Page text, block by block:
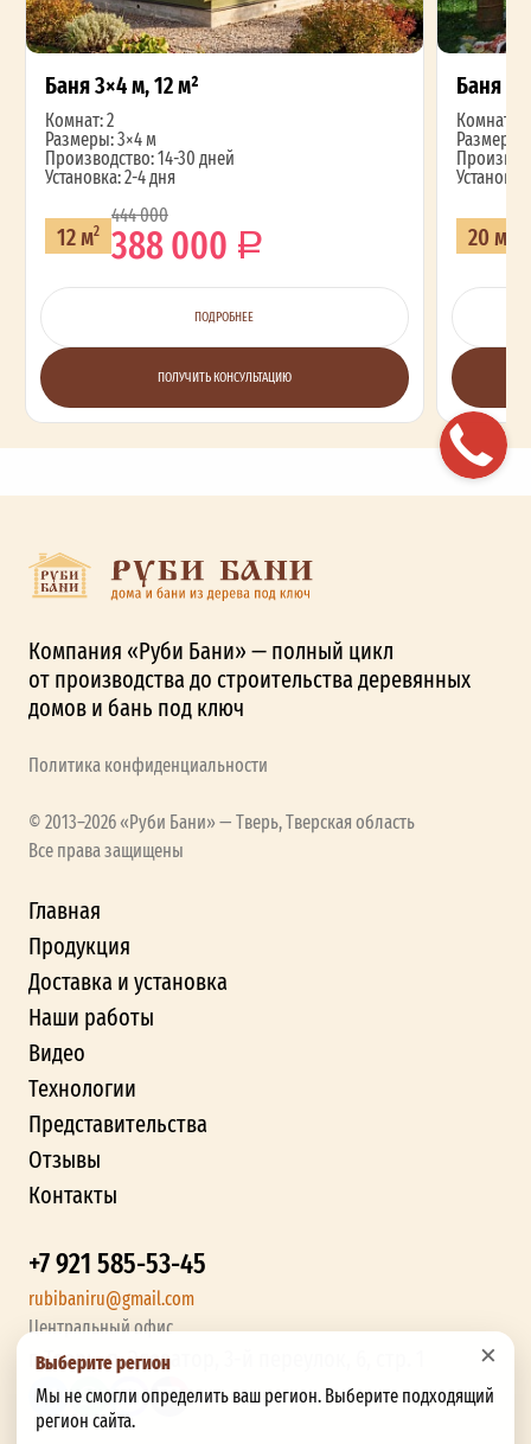
×
Выберите регион
Мы не смогли определить ваш регион. Выберите подходящий
регион сайта.
Баня 3×4 м, 12 м²
Комнат: 2
Размеры: 3×4 м
Производство: 14-30 дней
Установка: 2-4 дня
12 м2
444 000
388 000
ПОДРОБНЕЕ
ПОЛУЧИТЬ КОНСУЛЬТАЦИЮ
Баня
Комнат: 2
Размеры:
20 м
Компания «Руби Бани» — полный цикл
от производства до строительства деревянных
домов и бань под ключ
Политика конфиденциальности
© 2013–2026 «Руби Бани» — Тверь, Тверская область
Все права защищены
Главная
Продукция
Доставка и установка
Наши работы
Видео
Технологии
Представительства
Отзывы
Контакты
+7 921 585-53-45
rubibaniru@gmail.com
Центральный офис
г. Тверь, п. Элеватор, 3-й переулок, 6, стр. 1